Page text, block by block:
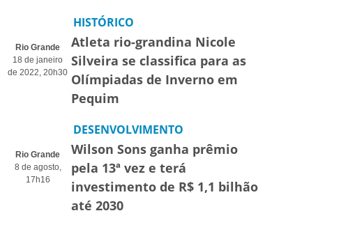
Rio Grande
18 de janeiro
de 2022, 20h30
HISTÓRICO
Atleta rio-grandina Nicole
Silveira se classifica para as
Olímpiadas de Inverno em
Pequim
Rio Grande
8 de agosto,
17h16
DESENVOLVIMENTO
Wilson Sons ganha prêmio
pela 13ª vez e terá
investimento de R$ 1,1 bilhão
até 2030